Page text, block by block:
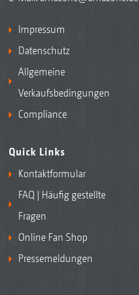
Impressum
Datenschutz
Allgemeine
Verkaufsbedingungen
Compliance
Quick Links
Kontaktformular
FAQ | Häufig gestellte
Fragen
Online Fan Shop
Pressemeldungen